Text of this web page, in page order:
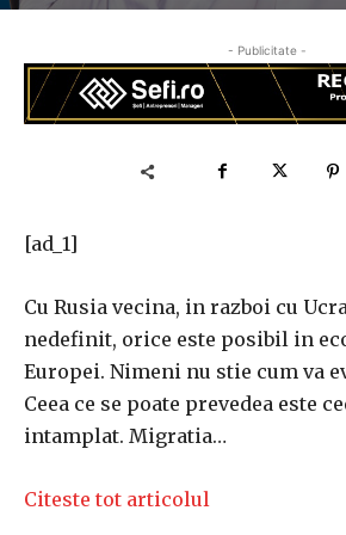
- Publicitate -
[ad_1]
Cu Rusia vecina, in razboi cu
nedefinit, orice este posibil in
Europei. Nimeni nu stie cum va
Ceea ce se poate prevedea este
intamplat. Migratia…
Citeste tot articolul